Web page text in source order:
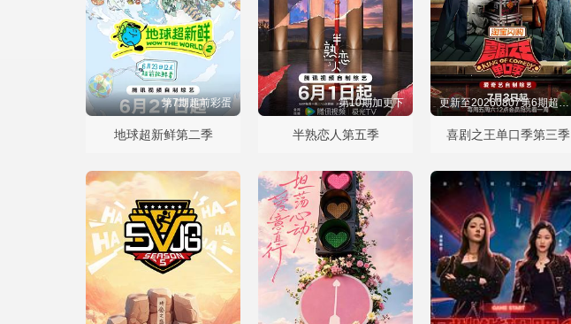
第7期超前彩蛋
地球超新鲜第二季
第10期加更下
半熟恋人第五季
更新至20260807第6期超长抢先
喜剧之王单口季第三季